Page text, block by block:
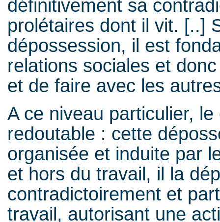
définitivement sa
prolétaires dont il vit. [..]
dépossession, il est
relations sociales et
et de faire avec les
A ce niveau particulier,
redoutable : cette
organisée et induite par
et hors du travail, il la
contradictoirement et
travail, autorisant une